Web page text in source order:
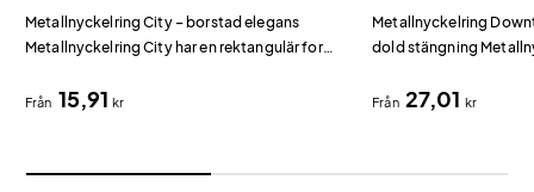
Metallnyckelring City – borstad elegans
Metallnyckelring City har en rektangulär form
och modernt intryck.
Från 15,91kr
Metallnyckelring
dold stängning
ett rent och exklusivt
Från 27,01 kr